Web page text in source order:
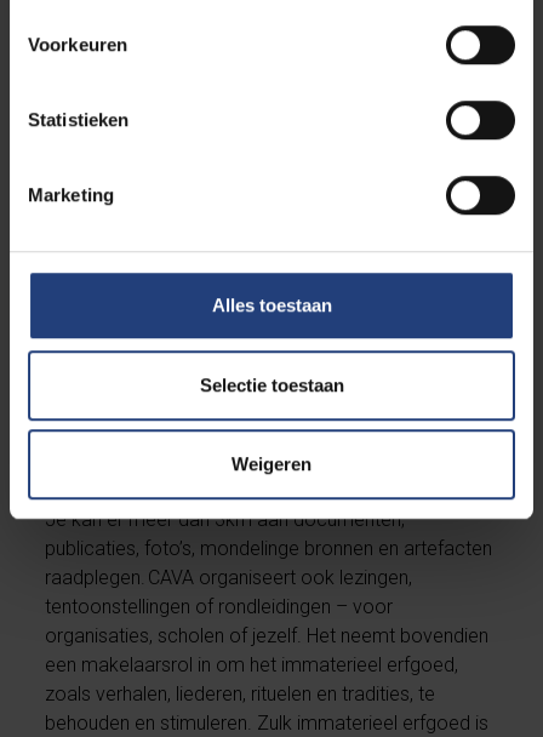
Voorkeuren
Statistieken
Marketing
Alles toestaan
Selectie toestaan
Weigeren
Academische en Vrijzinnige
Archieven
CAVA is de samenwerking tussen het
Universiteitsarchief van de VUB en het Centrum voor
Vrijzinnig Humanistisch Erfgoed. CAVA verzamelt,
wetenschappelijk erfgoed van de VUB en het archief
van de vrijzinnig-humanistische gemeenschap in
Vlaanderen en Brussel.
Je kan er meer dan 3km aan documenten,
publicaties, foto’s, mondelinge bronnen en artefacten
raadplegen. CAVA organiseert ook lezingen,
tentoonstellingen of rondleidingen – voor
organisaties, scholen of jezelf. Het neemt bovendien
een makelaarsrol in om het immaterieel erfgoed,
zoals verhalen, liederen, rituelen en tradities, te
behouden en stimuleren. Zulk immaterieel erfgoed is